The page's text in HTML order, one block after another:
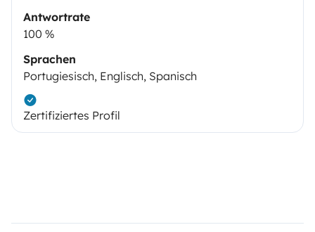
Antwortrate
100 %
Sprachen
Portugiesisch, Englisch, Spanisch
Zertifiziertes Profil